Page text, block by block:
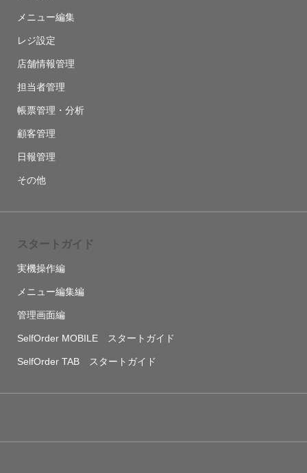
メニュー編集
レジ設定
店舗情報管理
担当者管理
帳票管理・分析
顧客管理
日報管理
その他
スタートガイド
実機操作編
メニュー編集編
管理画面編
SelfOrder MOBILE スタートガイド
SelfOrder TAB スタートガイド